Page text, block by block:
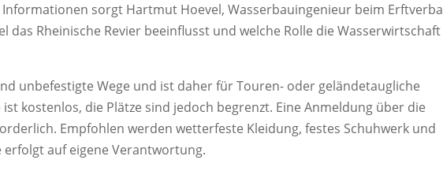
sorgt Hartmut Hoevel, Wasserbauingenieur beim
das Rheinische Revier beeinflusst und welche Rolle die Wasserwirtschaft
unbefestigte Wege und ist daher für Touren- oder geländetaugliche
kostenlos, die Plätze sind jedoch begrenzt. Eine Anmeldung über die
Empfohlen werden wetterfeste Kleidung, festes Schuhwerk und
erfolgt auf eigene Verantwortung.